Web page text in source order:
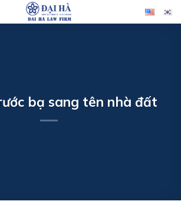
bạ sang tên nhà đất